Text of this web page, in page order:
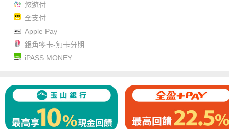
悠遊付
全支付
Apple Pay
銀角零卡-無卡分期
iPASS MONEY